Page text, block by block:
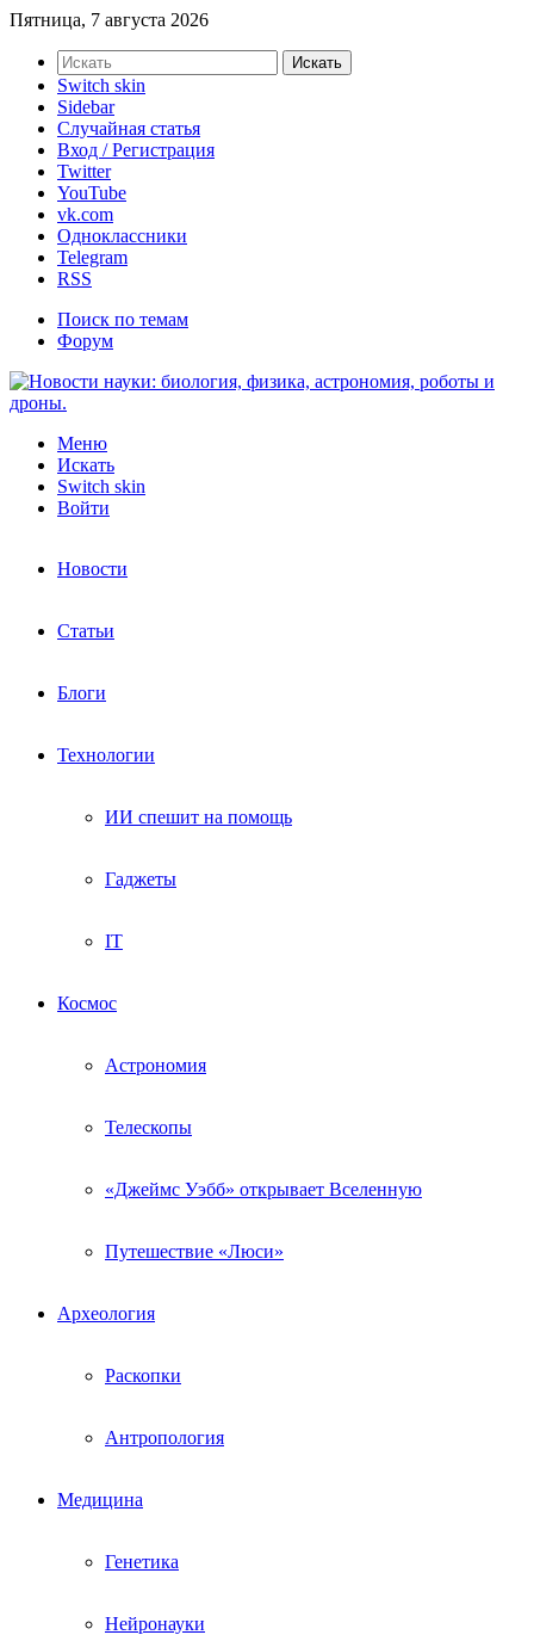
Пятница, 7 августа 2026
Искать
Switch skin
Sidebar
Случайная статья
Вход / Регистрация
Twitter
YouTube
vk.com
Одноклассники
Telegram
RSS
Поиск по темам
Форум
Меню
Искать
Switch skin
Войти
Новости
Статьи
Блоги
Технологии
ИИ спешит на помощь
Гаджеты
IT
Космос
Астрономия
Телескопы
«Джеймс Уэбб» открывает Вселенную
Путешествие «Люси»
Археология
Раскопки
Антропология
Медицина
Генетика
Нейронауки